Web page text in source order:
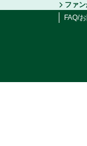
ファ
FAQ/